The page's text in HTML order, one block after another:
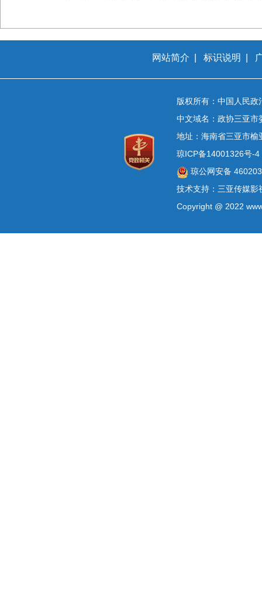
网站简介 标识说明
版权所有：中国人民
中文域名：政协三亚市
地址：海南省三亚市榆
琼ICP备14001326号-4
琼公网安备
技术支持：三亚传媒影
Copyright @ 2022